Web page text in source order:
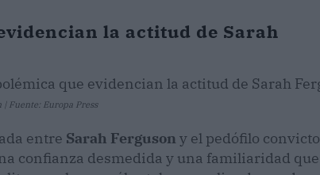
la actitud de Sarah
Fuente: Europa Press
entre Sarah Ferguson y el pedófilo convicto
confianza desmedida y una familiaridad que